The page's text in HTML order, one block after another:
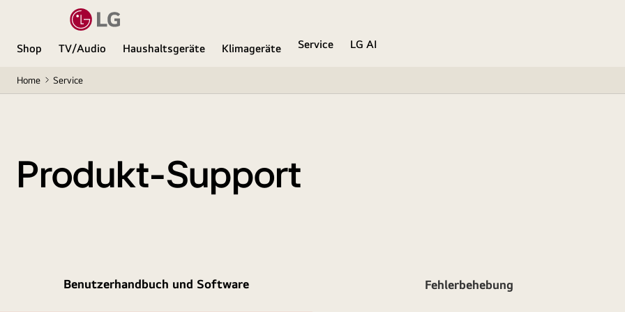
Shop TV/Audio Haushaltsgeräte Klimageräte Service
LG AI
Home Service
Produkt-Support
Benutzerhandbuch und Software Fehlerbehebung